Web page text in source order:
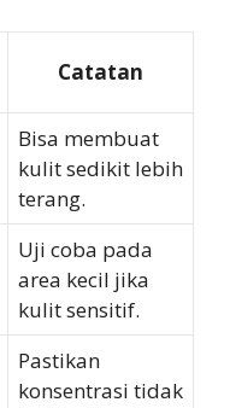
Catatan
Bisa membuat
kulit sedikit lebih
terang.
Uji coba pada
area kecil jika
kulit sensitif.
Pastikan
konsentrasi tidak